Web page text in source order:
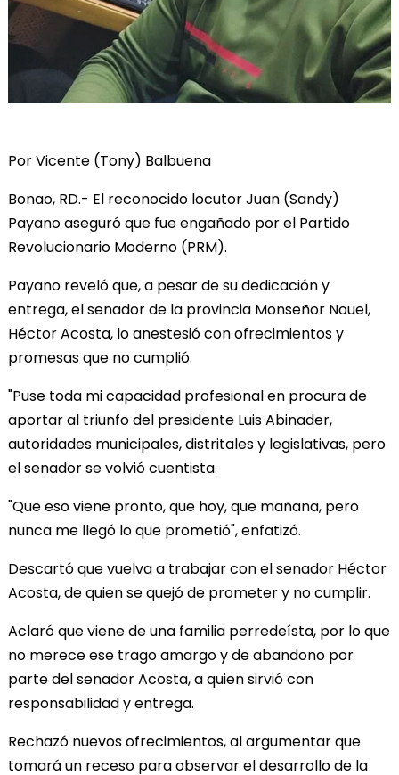
Por Vicente (Tony) Balbuena
Bonao, RD.- El reconocido locutor Juan (Sandy)
Payano aseguró que fue engañado por el Partido
Revolucionario Moderno (PRM).
Payano reveló que, a pesar de su dedicación y
entrega, el senador de la provincia Monseñor Nouel,
Héctor Acosta, lo anestesió con ofrecimientos y
promesas que no cumplió.
"Puse toda mi capacidad profesional en procura de
aportar al triunfo del presidente Luis Abinader,
autoridades municipales, distritales y legislativas, pero
el senador se volvió cuentista.
"Que eso viene pronto, que hoy, que mañana, pero
nunca me llegó lo que prometió", enfatizó.
Descartó que vuelva a trabajar con el senador Héctor
Acosta, de quien se quejó de prometer y no cumplir.
Aclaró que viene de una familia perredeísta, por lo que
no merece ese trago amargo y de abandono por
parte del senador Acosta, a quien sirvió con
responsabilidad y entrega.
Rechazó nuevos ofrecimientos, al argumentar que
tomará un receso para observar el desarrollo de la